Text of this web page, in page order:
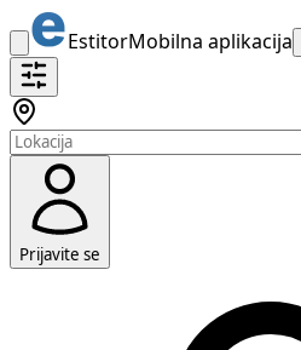
EstitorMobilna aplikacija
Prijavite se